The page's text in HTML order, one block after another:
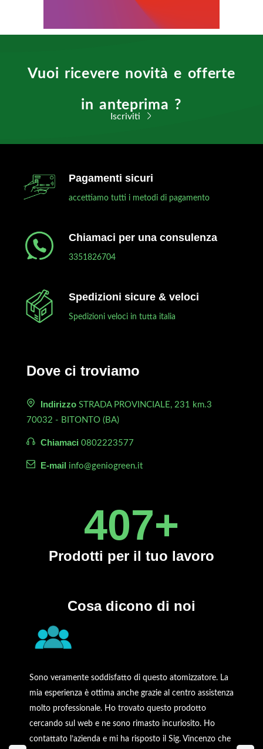
Vuoi ricevere novità e offerte
in anteprima ?
Iscriviti
Pagamenti sicuri
accettiamo tutti i metodi di pagamento
Chiamaci per una consulenza
3351826704
Spedizioni sicure & veloci
Spedizioni veloci in tutta italia
Dove ci troviamo
Indirizzo STRADA PROVINCIALE, 231 km.3
70032 - BITONTO (BA)
Chiamaci 0802223577
E-mail info@geniogreen.it
450+
Prodotti per il tuo lavoro
Cosa dicono di noi
Sono veramente soddisfatto di questo atomizzatore. La
mia esperienza è ottima anche grazie al centro assistenza
molto professionale. Ho trovato questo prodotto
cercando sul web e ne sono rimasto incuriosito. Ho
contattato l’azienda e mi ha risposto il Sig. Vincenzo che